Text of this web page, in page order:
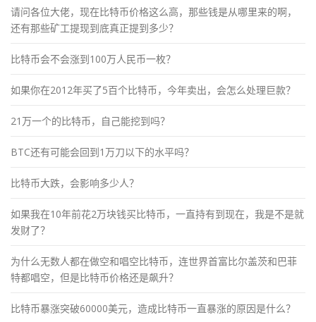
请问各位大佬，现在比特币价格这么高，那些钱是从哪里来的啊，
还有那些矿工提现到底真正提到多少？
比特币会不会涨到100万人民币一枚？
如果你在2012年买了5百个比特币，今年卖出，会怎么处理巨款？
21万一个的比特币，自己能挖到吗？
BTC还有可能会回到1万刀以下的水平吗？
比特币大跌，会影响多少人？
如果我在10年前花2万块钱买比特币，一直持有到现在，我是不是就
发财了？
为什么无数人都在做空和唱空比特币，连世界首富比尔盖茨和巴菲
特都唱空，但是比特币价格还是飙升？
比特币暴涨突破60000美元，造成比特币一直暴涨的原因是什么？